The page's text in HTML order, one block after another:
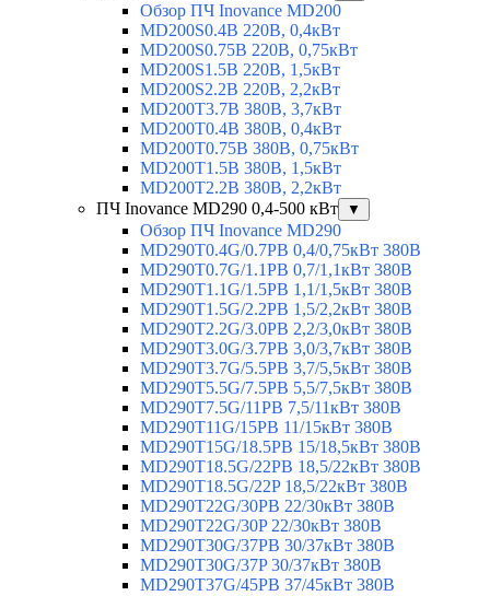
Обзор ПЧ Inovance MD200
MD200S0.4B 220В, 0,4кВт
MD200S0.75B 220В, 0,75кВт
MD200S1.5B 220В, 1,5кВт
MD200S2.2B 220В, 2,2кВт
MD200T3.7B 380В, 3,7кВт
MD200T0.4B 380В, 0,4кВт
MD200T0.75B 380В, 0,75кВт
MD200T1.5B 380В, 1,5кВт
MD200T2.2B 380В, 2,2кВт
ПЧ Inovance MD290 0,4-500 кВт
▼
Обзор ПЧ Inovance MD290
MD290T0.4G/0.7PB 0,4/0,75кВт 380В
MD290T0.7G/1.1PB 0,7/1,1кВт 380В
MD290T1.1G/1.5PB 1,1/1,5кВт 380В
MD290T1.5G/2.2PB 1,5/2,2кВт 380В
MD290T2.2G/3.0PB 2,2/3,0кВт 380В
MD290T3.0G/3.7PB 3,0/3,7кВт 380В
MD290T3.7G/5.5PB 3,7/5,5кВт 380В
MD290T5.5G/7.5PB 5,5/7,5кВт 380В
MD290T7.5G/11PB 7,5/11кВт 380В
MD290T11G/15PB 11/15кВт 380В
MD290T15G/18.5PB 15/18,5кВт 380В
MD290T18.5G/22PB 18,5/22кВт 380В
MD290T18.5G/22P 18,5/22кВт 380В
MD290T22G/30PB 22/30кВт 380В
MD290T22G/30P 22/30кВт 380В
MD290T30G/37PB 30/37кВт 380В
MD290T30G/37P 30/37кВт 380В
MD290T37G/45PB 37/45кВт 380В